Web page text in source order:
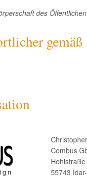
des
gemäß
Combus
Hohlstraße
55743